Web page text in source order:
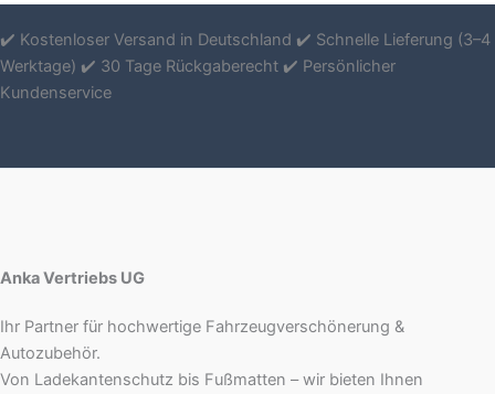
✔️ Kostenloser Versand in Deutschland ✔️ Schnelle Lieferung (3–4
Werktage) ✔️ 30 Tage Rückgaberecht ✔️ Persönlicher
Kundenservice
Anka Vertriebs UG
Ihr Partner für hochwertige Fahrzeugverschönerung &
Autozubehör.
Von Ladekantenschutz bis Fußmatten – wir bieten Ihnen